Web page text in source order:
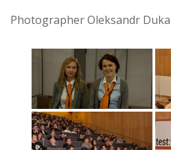
Photographer Oleksandr Duka